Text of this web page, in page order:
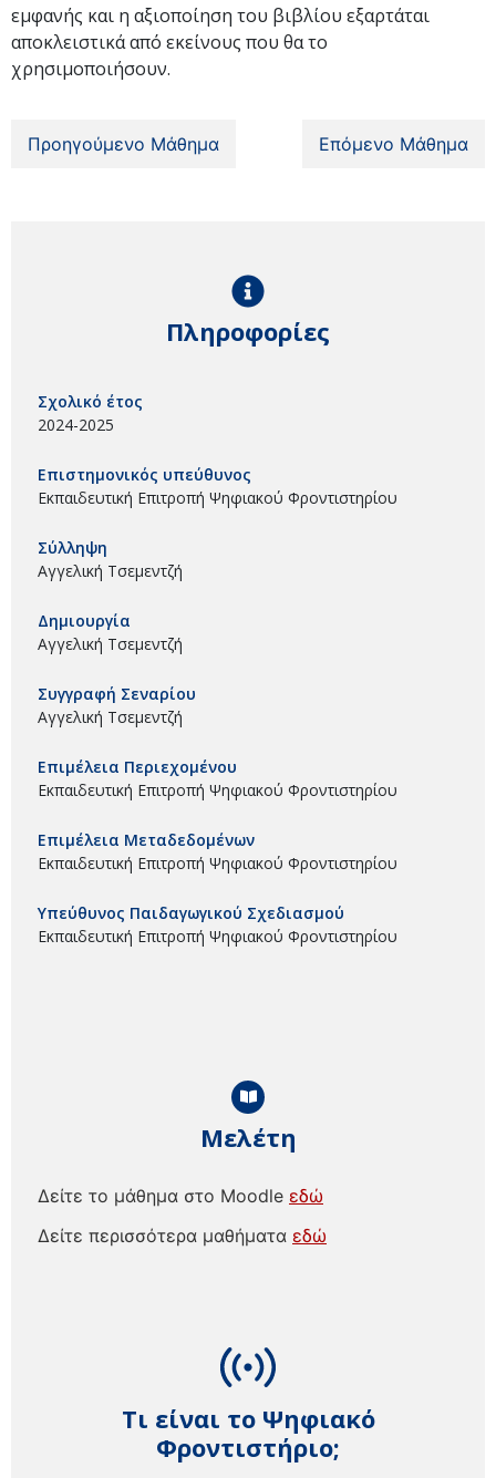
εμφανής και η αξιοποίηση του βιβλίου εξαρτάται
αποκλειστικά από εκείνους που θα το
χρησιμοποιήσουν.
Προηγούμενο Μάθημα Επόμενο Μάθημα
Τι είναι το Ψηφιακό
Φροντιστήριο;
Μελέτη
Δείτε το μάθημα στο Moodle εδώ
Δείτε περισσότερα μαθήματα εδώ
Πληροφορίες
Σχολικό έτος
2024-2025
Επιστημονικός υπεύθυνος
Εκπαιδευτική Επιτροπή Ψηφιακού Φροντιστηρίου
Σύλληψη
Αγγελική Τσεμεντζή
Δημιουργία
Αγγελική Τσεμεντζή
Συγγραφή Σεναρίου
Αγγελική Τσεμεντζή
Επιμέλεια Περιεχομένου
Εκπαιδευτική Επιτροπή Ψηφιακού Φροντιστηρίου
Επιμέλεια Μεταδεδομένων
Εκπαιδευτική Επιτροπή Ψηφιακού Φροντιστηρίου
Υπεύθυνος Παιδαγωγικού Σχεδιασμού
Εκπαιδευτική Επιτροπή Ψηφιακού Φροντιστηρίου